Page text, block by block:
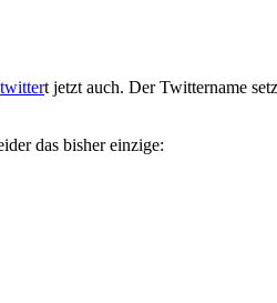
twittert jetzt auch. Der Twittername
das bisher einzige: